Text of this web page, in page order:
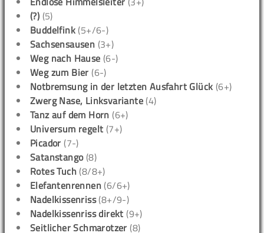
(?) (5)
Buddelfink (5+/6-)
Sachsensausen (3+)
Weg nach Hause (6-)
Weg zum Bier (6-)
Notbremsung in der letzten Ausfahrt Glück (6+)
Zwerg Nase, Linksvariante (4)
Tanz auf dem Horn (6+)
Universum regelt (7+)
Picador (7-)
Satanstango(8)
Rotes Tuch (8/8+)
Elefantenrennen (6/6+)
Nadelkissenriss(8+/9-)
Nadelkissenriss direkt (9+)
Seitlicher Schmarotzer (8)